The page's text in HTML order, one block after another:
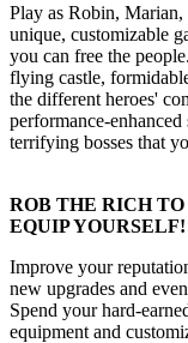
Play as Robin,
unique, customizable
you can free the
flying castle,
the different heroes'
performance-
terrifying bosses that
ROB THE RICH
EQUIP YOURSELF!
Improve your
new upgrades and
Spend your hard-
equipment and